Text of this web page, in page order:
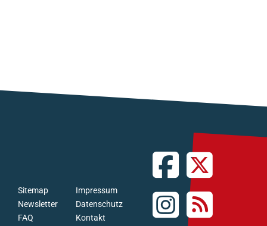
FAQ
Newsletter
Sitemap
Kontakt
Datenschutz
Impressum